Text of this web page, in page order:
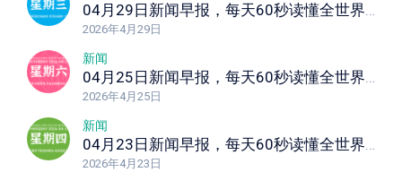
04月29日新闻早报，每天60秒读懂全世界！
2026年4月29日
新闻
04月25日新闻早报，每天60秒读懂全世界！
2026年4月25日
新闻
04月23日新闻早报，每天60秒读懂全世界！
2026年4月23日